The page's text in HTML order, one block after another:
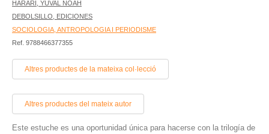
HARARI, YUVAL NOAH
DEBOLSILLO, EDICIONES
SOCIOLOGIA, ANTROPOLOGIA I PERIODISME
Ref. 9788466377355
Altres productes de la mateixa col·lecció
Altres productes del mateix autor
Este estuche es una oportunidad única para hacerse con la trilogía de